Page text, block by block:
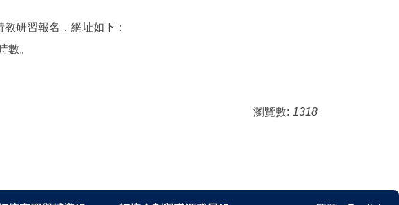
研習報名，網址如下：
數。
瀏覽數: 1318